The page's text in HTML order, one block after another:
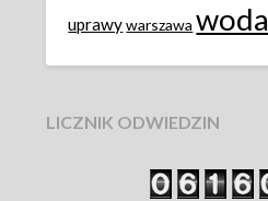
uprawy warszawa woda
LICZNIK ODWIEDZIN